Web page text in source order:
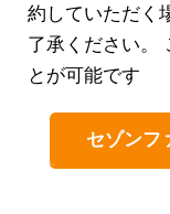
約していただく
了承ください。
とが可能です
セゾンフ